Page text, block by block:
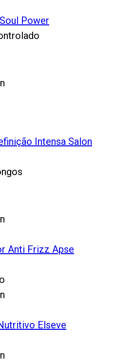
Power
Intensa Salon
Anti Frizz Apse
Elseve